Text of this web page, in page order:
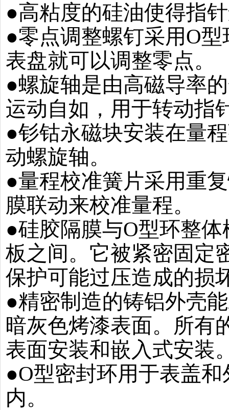
●高粘度的硅油使得指
●零点调整螺钉采用O
表盘就可以调整零点。
●螺旋轴是由高磁导率
运动自如，用于转动指
●钐钴永磁块安装在量
动螺旋轴。
●量程校准簧片采用重
膜联动来校准量程。
●硅胶隔膜与O型环整
板之间。它被紧密固定
保护可能过压造成的损
●精密制造的铸铝外壳
暗灰色烤漆表面。所有
表面安装和嵌入式安装
●O型密封环用于表盖
内。